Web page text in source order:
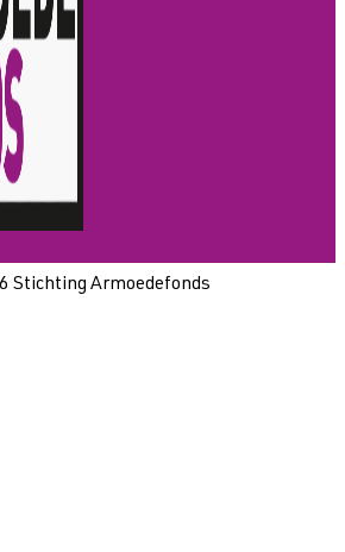
Stichting Armoedefonds